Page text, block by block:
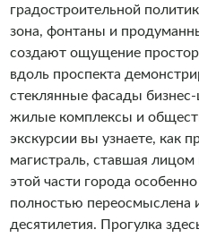
градостроительной
зона, фонтаны и
создают ощущение
вдоль проспекта
стеклянные фасады
жилые комплексы и
экскурсии вы узнаете, как
магистраль, ставшая лицом
этой части города
полностью переосмыслена
десятилетия. Прогулка